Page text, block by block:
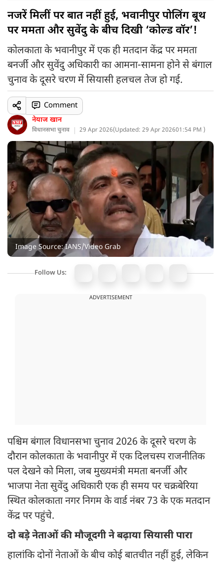
नजरें मिलीं पर बात नहीं हुई, भवानीपुर पोलिंग बूथ
पर ममता और सुवेंदु के बीच दिखी ‘कोल्ड वॉर’!
कोलकाता के भवानीपुर में एक ही मतदान केंद्र पर ममता
बनर्जी और सुवेंदु अधिकारी का आमना-सामना होने से बंगाल
चुनाव के दूसरे चरण में सियासी हलचल तेज हो गई.
नेयाज खान
विधानसभा चुनाव 29 Apr 2026(Updated: 29 Apr 202601:54 PM )
Comment
Image Source: IANS/Video Grab
Follow Us:
ADVERTISEMENT
पश्चिम बंगाल विधानसभा चुनाव 2026 के दूसरे चरण के
दौरान कोलकाता के भवानीपुर में एक दिलचस्प राजनीतिक
पल देखने को मिला, जब मुख्यमंत्री ममता बनर्जी और
भाजपा नेता सुवेंदु अधिकारी एक ही समय पर चक्रबेरिया
स्थित कोलकाता नगर निगम के वार्ड नंबर 73 के एक मतदान
केंद्र पर पहुंचे.
दो बड़े नेताओं की मौजूदगी ने बढ़ाया सियासी पारा
हालांकि दोनों नेताओं के बीच कोई बातचीत नहीं हुई, लेकिन